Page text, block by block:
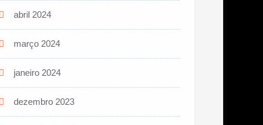
abril 2024
março 2024
janeiro 2024
dezembro 2023